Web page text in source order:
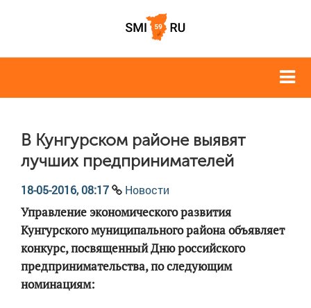
В Кунгурском районе выявят
лучших предпринимателей
18-05-2016, 08:17 Новости
Управление экономического развития
Кунгурского муниципального района объявляет
конкурс, посвященный Дню российского
предпринимательства, по следующим
номинациям: